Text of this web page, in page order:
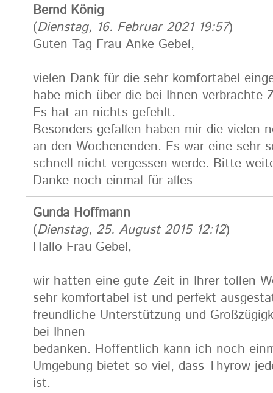
Bernd König
(Dienstag, 16. Februar 2021 19:57)
Guten Tag Frau Anke Gebel,
vielen Dank für die sehr komfortabel
habe mich über die bei Ihnen verbrachte
Es hat an nichts gefehlt.
Besonders gefallen haben mir die vielen
an den Wochenenden. Es war eine sehr
schnell nicht vergessen werde. Bitte
Danke noch einmal für alles
Gunda Hoffmann
(Dienstag, 25. August 2015 12:12)
Hallo Frau Gebel,
wir hatten eine gute Zeit in Ihrer tollen
sehr komfortabel ist und perfekt
freundliche Unterstützung und
bei Ihnen
bedanken. Hoffentlich kann ich noch
Umgebung bietet so viel, dass Thyrow
ist.